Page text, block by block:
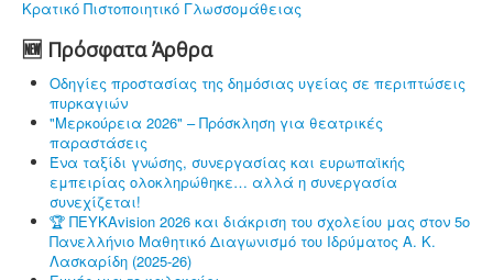
Κρατικό Πιστοποιητικό Γλωσσομάθειας
🆕 Πρόσφατα Άρθρα
Οδηγίες προστασίας της δημόσιας υγείας σε περιπτώσεις
πυρκαγιών
"Μερκούρεια 2026" – Πρόσκληση για θεατρικές
παραστάσεις
Ένα ταξίδι γνώσης, συνεργασίας και ευρωπαϊκής
εμπειρίας ολοκληρώθηκε… αλλά η συνεργασία
συνεχίζεται!
🏆 ΠΕΥΚΑvision 2026 και διάκριση του σχολείου μας στον 5ο
Πανελλήνιο Μαθητικό Διαγωνισμό του Ιδρύματος Α. Κ.
Λασκαρίδη (2025-26)